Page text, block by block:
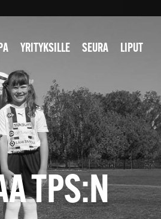
YRITYKSILLE SEURA LIPUT
TPS:N